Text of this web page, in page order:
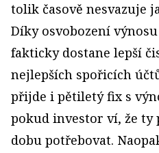
tolik časově nesvazuje
Díky osvobození
fakticky dostane lepší
nejlepších spořicích
přijde i pětiletý fix s
pokud investor ví, že ty
dobu potřebovat.